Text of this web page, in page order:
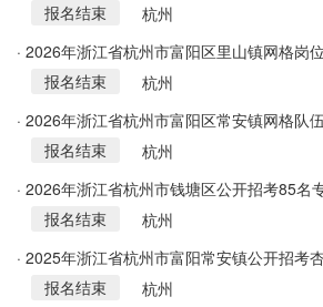
考1人公告
报名结束
杭州
· 2026年浙江省杭州市富阳区里山镇网格岗
报名结束
杭州
· 2026年浙江省杭州市富阳区常安镇网格队
报名结束
杭州
· 2026年浙江省杭州市钱塘区公开招考85名
者公告报名结束
杭州
· 2025年浙江省杭州市富阳常安镇公开招考
工作者1人公告
报名结束
杭州